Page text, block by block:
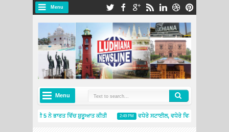
Menu
Menu
ਪ੍ਰਾਈਮੈਸੀ 5 ਨੇ ਭਾਰਤ ਵਿੱਚ ਸ਼ੁਰੂਆਤ ਕੀਤੀ 2:49 PM
ਵਧੇਰੇ ਸਟਾਈਲ, ਵਧੇਰੇ ਵਿਲੱਖਣਤਾ: ਸਕੋਡਾ ਆਟੋ